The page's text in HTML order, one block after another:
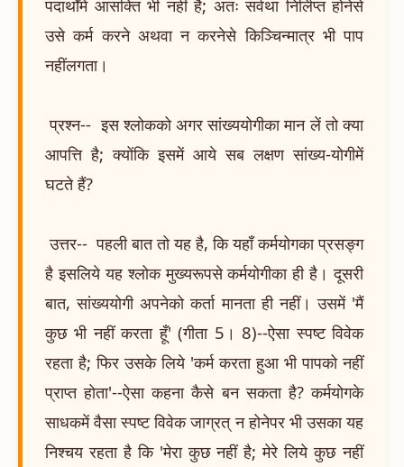
पदार्थोंमें आसक्ति भी नहीं है; अतः सर्वथा निर्लिप्त होनेसे
उसे कर्म करने अथवा न करनेसे किञ्चिन्मात्र भी पाप
नहींलगता।
प्रश्न-- इस श्लोकको अगर सांख्ययोगीका मान लें तो क्या
आपत्ति है; क्योंकि इसमें आये सब लक्षण सांख्य-योगीमें
घटते हैं?
उत्तर-- पहली बात तो यह है, कि यहाँ कर्मयोगका प्रसङ्ग
है इसलिये यह श्लोक मुख्यरूपसे कर्मयोगीका ही है। दूसरी
बात, सांख्ययोगी अपनेको कर्ता मानता ही नहीं। उसमें 'मैं
कुछ भी नहीं करता हूँ' (गीता 5। 8)--ऐसा स्पष्ट विवेक
रहता है; फिर उसके लिये 'कर्म करता हुआ भी पापको नहीं
प्राप्त होता'--ऐसा कहना कैसे बन सकता है? कर्मयोगके
साधकमें वैसा स्पष्ट विवेक जाग्रत् न होनेपर भी उसका यह
निश्चय रहता है कि 'मेरा कुछ नहीं है; मेरे लिये कुछ नहीं